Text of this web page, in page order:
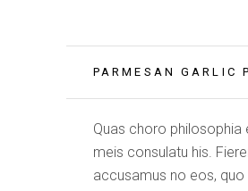
PARMESAN GARLIC
Quas choro philosophia
meis consulatu his.
accusamus no eos, quo